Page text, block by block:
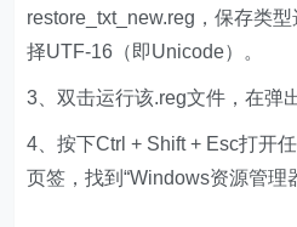
restore_txt_new.reg，保存类型
择UTF-16（即Unicode）。
3、双击运行该.reg文件，在弹
4、按下Ctrl + Shift + Esc打开
页签，找到“Windows资源管理